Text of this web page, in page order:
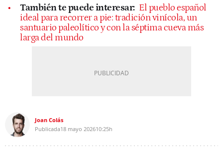
También te puede interesar: El pueblo español
ideal para recorrer a pie: tradición vinícola, un
santuario paleolítico y con la séptima cueva más
larga del mundo
Joan Colás
Publicada18 mayo 202610:25h